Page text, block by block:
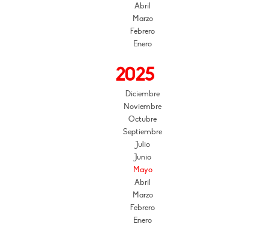
Abril
Marzo
Febrero
Enero
2025
Diciembre
Noviembre
Octubre
Septiembre
Julio
Junio
Mayo
Abril
Marzo
Febrero
Enero